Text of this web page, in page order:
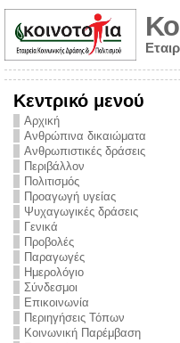
Κεντρικό μενού
Αρχική
Ανθρώπινα δικαιώματα
Ανθρωπιστικές δράσεις
Περιβάλλον
Πολιτισμός
Προαγωγή υγείας
Ψυχαγωγικές δράσεις
Γενικά
Προβολές
Παραγωγές
Ημερολόγιο
Σύνδεσμοι
Επικοινωνία
Περιηγήσεις Τόπων
Κοινωνική Παρέμβαση
από την
την ημέρα
και